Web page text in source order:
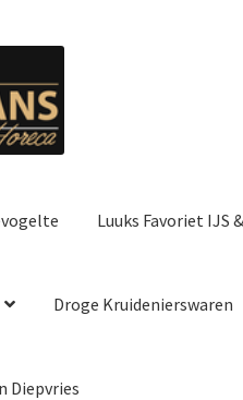
Luuks Favoriet IJS
Droge Kruidenierswaren
Diepvries